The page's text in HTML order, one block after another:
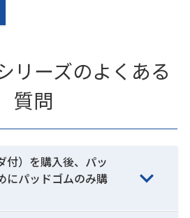
リーズのよくある
質問
付）を購入後、パッ
にパッドゴムのみ購